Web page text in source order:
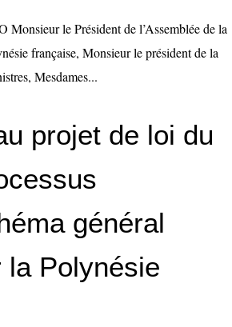
le Président de l’Assemblée de la
française, Monsieur le président de la
Mesdames...
projet de loi du
général
la Polynésie